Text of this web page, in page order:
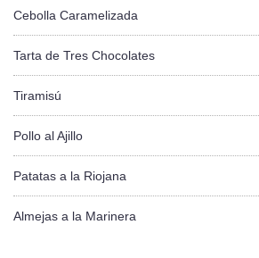
Cebolla Caramelizada
Tarta de Tres Chocolates
Tiramisú
Pollo al Ajillo
Patatas a la Riojana
Almejas a la Marinera